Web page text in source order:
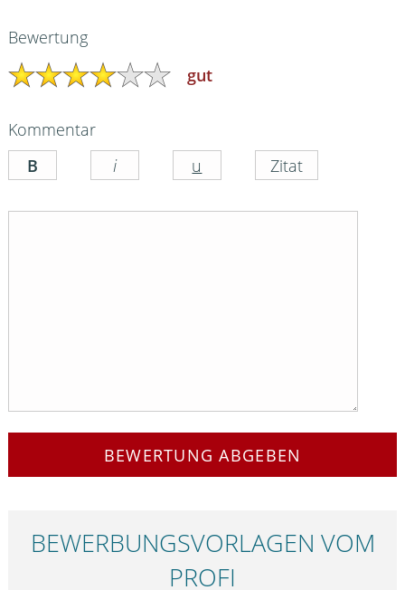
Bewertung
gut
Kommentar
BEWERTUNG ABGEBEN
BEWERBUNGS­VORLAGEN VOM
PROFI